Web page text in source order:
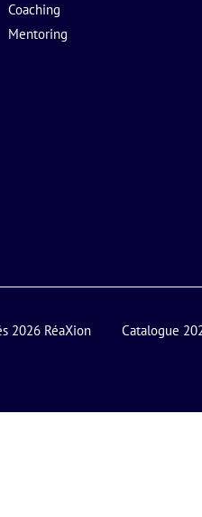
Coaching
Mentoring
2026 RéaXion Catalogue